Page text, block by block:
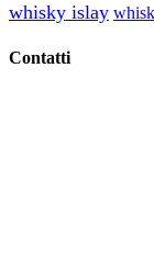
whisky islay
Contatti